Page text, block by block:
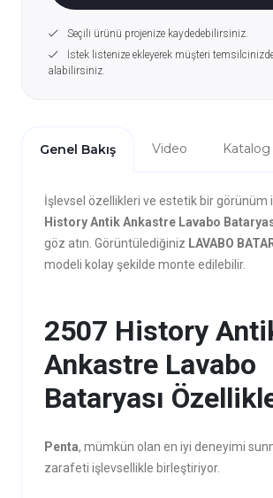
Seçili ürünü projenize kaydedebilirsiniz.
İstek listenize ekleyerek müşteri
alabilirsiniz.
Genel Bakış Video Katalog
İşlevsel özellikleri ve estetik bir görünüm
History Antik Ankastre Lavabo
göz atın. Görüntülediğiniz LAVABO
modeli kolay şekilde monte edilebilir.
2507 History
Ankastre Lavabo
Bataryası
Penta, mümkün olan en iyi deneyimi
zarafeti işlevsellikle birleştiriyor.